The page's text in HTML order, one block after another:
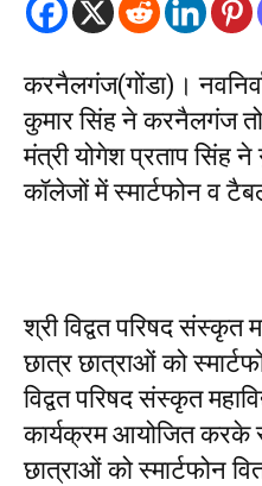
करनैलगंज(गोंडा)।
कुमार सिंह ने करनैलगंज
मंत्री योगेश प्रताप सिंह
कॉलेजों में स्मार्टफोन व
श्री विद्वत परिषद संस्कृत
छात्र छात्राओं को
विद्वत परिषद संस्कृत
कार्यक्रम आयोजित करके
छात्राओं को स्मार्टफोन